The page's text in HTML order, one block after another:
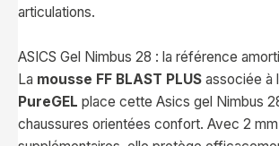
articulations.
ASICS Gel Nimbus 28 : la référence amorti
La mousse FF BLAST PLUS associée à
PureGEL place cette Asics gel Nimbus
chaussures orientées confort. Avec 2 mm